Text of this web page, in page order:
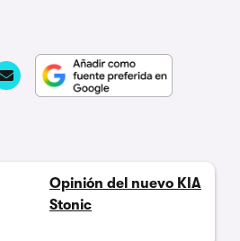
Opinión del nuevo KIA
Stonic